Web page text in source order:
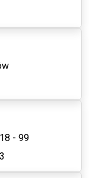
18 - 99
3